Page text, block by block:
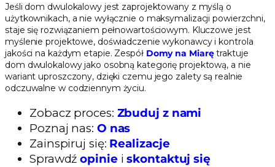
Jeśli dom dwulokalowy jest zaprojektowany z myślą o
użytkownikach, a nie wyłącznie o maksymalizacji powierzchni,
staje się rozwiązaniem pełnowartościowym. Kluczowe jest
myślenie projektowe, doświadczenie wykonawcy i kontrola
jakości na każdym etapie. Zespół Domy na Miarętraktuje
dom dwulokalowy jako osobną kategorię projektową, a nie
wariant uproszczony, dzięki czemu jego zalety są realnie
odczuwalne w codziennym życiu.
Zobacz proces: Zbuduj z nami
Poznaj nas: O nas
Zainspiruj się: Realizacje
Sprawdźopinie iskontaktuj się